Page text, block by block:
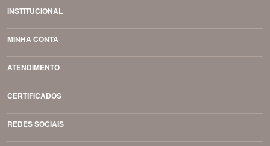
INSTITUCIONAL
MINHA CONTA
ATENDIMENTO
CERTIFICADOS
REDES SOCIAIS